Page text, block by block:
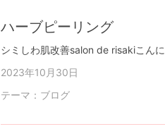
ハーブピーリング
2023年10月30日
テーマ： ブログ